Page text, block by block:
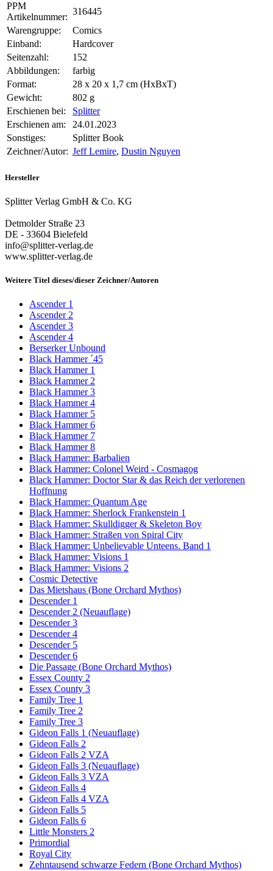
PPM
Artikelnummer:
316445
Warengruppe:
Comics
Einband:
Hardcover
Seitenzahl:
152
Abbildungen:
farbig
Format:
28 x 20 x 1,7 cm (HxBxT)
Gewicht:
802 g
Erschienen bei:
Splitter
Erschienen am:
24.01.2023
Sonstiges:
Splitter Book
Zeichner/Autor: Jeff Lemire, Dustin Nguyen
Hersteller
Splitter Verlag GmbH & Co. KG
Detmolder Straße 23
DE - 33604 Bielefeld
info@splitter-verlag.de
www.splitter-verlag.de
Weitere Titel dieses/dieser Zeichner/Autoren
Ascender 1
Ascender 2
Ascender 3
Ascender 4
Berserker Unbound
Black Hammer ´45
Black Hammer 1
Black Hammer 2
Black Hammer 3
Black Hammer 4
Black Hammer 5
Black Hammer 6
Black Hammer 7
Black Hammer 8
Black Hammer: Barbalien
Black Hammer: Colonel Weird - Cosmagog
Black Hammer: Doctor Star & das Reich der verlorenen
Hoffnung
Black Hammer: Quantum Age
Black Hammer: Sherlock Frankenstein 1
Black Hammer: Skulldigger & Skeleton Boy
Black Hammer: Straßen von Spiral City
Black Hammer: Unbelievable Unteens. Band 1
Black Hammer: Visions 1
Black Hammer: Visions 2
Cosmic Detective
Das Mietshaus (Bone Orchard Mythos)
Descender 1
Descender 2 (Neuauflage)
Descender 3
Descender 4
Descender 5
Descender 6
Die Passage (Bone Orchard Mythos)
Essex County 2
Essex County 3
Family Tree 1
Family Tree 2
Family Tree 3
Gideon Falls 1 (Neuauflage)
Gideon Falls 2
Gideon Falls 2 VZA
Gideon Falls 3 (Neuauflage)
Gideon Falls 3 VZA
Gideon Falls 4
Gideon Falls 4 VZA
Gideon Falls 5
Gideon Falls 6
Little Monsters 2
Primordial
Royal City
Zehntausend schwarze Federn (Bone Orchard Mythos)